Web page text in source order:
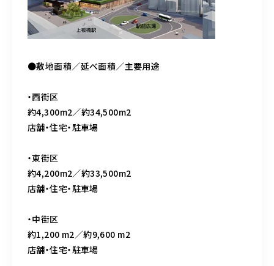
●敷地面積／延べ面積／主要用途
・西街区
約4,300m2／約34,500m2
店舗・住宅・駐車場
・東街区
約4,200m2／約33,500m2
店舗・住宅・駐車場
・中街区
約1,200 m2／約9,600 m2
店舗・住宅・駐車場